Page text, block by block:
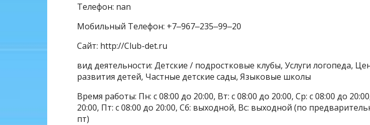
Телефон: nan
Мобильный Телефон: +7‒967‒235‒99‒20
Сайт: http://Club-det.ru
вид деятельности: Детские / подростковые клубы, Услуги логопеда,
развития детей, Частные детские сады, Языковые школы
Время работы: Пн: с 08:00 до 20:00, Вт: с 08:00 до 20:00, Ср: с 08:00 до
20:00, Пт: с 08:00 до 20:00, Сб: выходной, Вс: выходной (по
пт)